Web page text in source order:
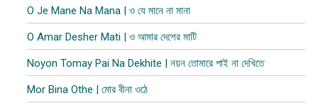
O Je Mane Na Mana | ও যে মানে না মানা
O Amar Desher Mati | ও আমার দেশের মাটি
Noyon Tomay Pai Na Dekhite | নয়ন তোমারে পাই না দেখিতে
Mor Bina Othe | মোর বীনা ওঠে